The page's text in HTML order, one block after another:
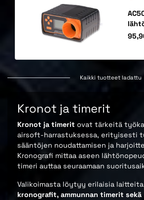
Kaikki tuotteet ladattu
Kronot ja timerit
Kronot ja timerit ovat tärkeitä
airsoft-harrastuksessa, erityisesti
sääntöjen noudattamisen ja
Kronografi mittaa aseen
timeri auttaa seuraamaan
Valikoimasta löytyy erilaisia
kronografit, ammunnan timerit sekä